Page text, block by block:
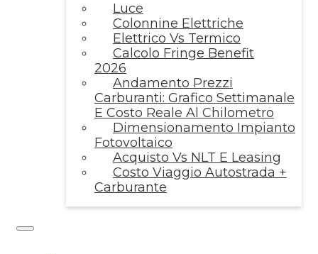
Luce
Colonnine Elettriche
Elettrico Vs Termico
Calcolo Fringe Benefit
2026
Andamento Prezzi
Carburanti: Grafico Settimanale
E Costo Reale Al Chilometro
Dimensionamento Impianto
Fotovoltaico
Acquisto Vs NLT E Leasing
Costo Viaggio Autostrada +
Carburante